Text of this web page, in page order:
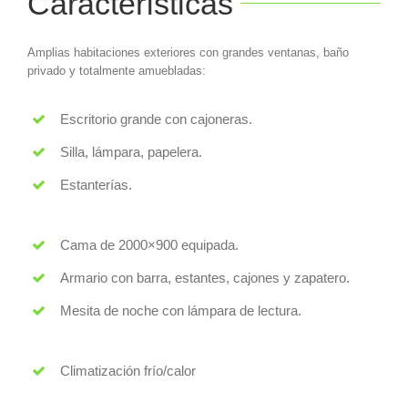
Amplias habitaciones exteriores con grandes ventanas, baño
privado y totalmente amuebladas:
Escritorio grande con cajoneras.
Silla, lámpara, papelera.
Estanterías.
Cama de 2000×900 equipada.
Armario con barra, estantes, cajones y zapatero.
Mesita de noche con lámpara de lectura.
Climatización frío/calor